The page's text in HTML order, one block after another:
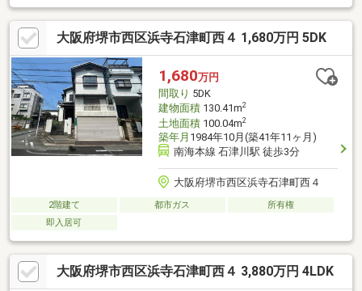
ペースが1台分ございます！ 来客の際も大変便利です。・北東向
き/前面道路約3ｍ・ゆとりある部屋数の4DK！≪周辺環境≫・浜
寺石津小学校…徒歩4分・浜寺中学校…徒歩22分・コノミヤ…徒歩7
分・ローソン…徒歩4分ハウスフリーダムは【東証スタンダード上
場企業】です。「見るだけ・聞くだけ」OK！不動産購入や住宅ロ
ーンなどお気軽にご相談くださ
大阪府堺市西区浜寺石津町西４ 1,680万円 5DK
1,680万円
間取り 5DK
建物面積130.41m2
土地面積100.04m2
築年月 1984年10月(築41年11ヶ月)
南海本線 石津川駅 徒歩3分
大阪府堺市西区浜寺石津町西４
2階建て 都市ガス
所有権
即入居可
大阪府堺市西区浜寺石津町西４ 3,880万円 4LDK